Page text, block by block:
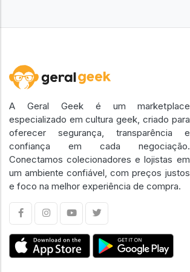
A Geral Geek é um marketplace
especializado em cultura geek, criado para
oferecer segurança, transparência e
confiança em cada negociação.
Conectamos colecionadores e lojistas em
um ambiente confiável, com preços justos
e foco na melhor experiência de compra.